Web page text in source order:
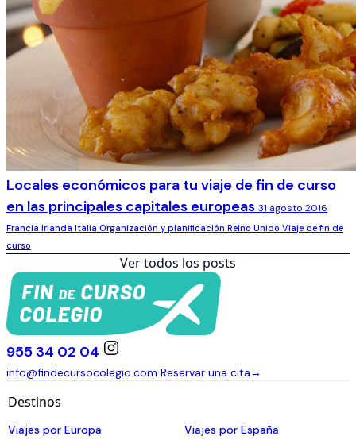
Locales económicos para tu viaje de fin de curso
en las principales capitales europeas 31 agosto 2016
Francia Irlanda Italia Organización y planificación Reino Unido Viaje de fin de
curso
Ver todos los posts
955 34 02 04
info@findecursocolegio.com Reservar una cita→
Destinos
Viajes por Europa Viajes por España